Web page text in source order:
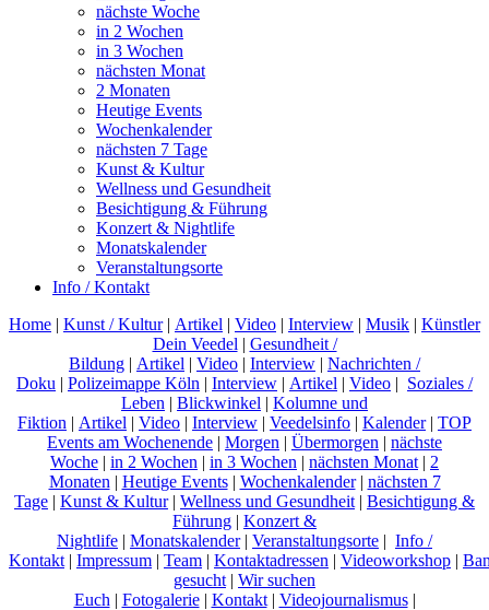
nächste Woche
in 2 Wochen
in 3 Wochen
nächsten Monat
2 Monaten
Heutige Events
Wochenkalender
nächsten 7 Tage
Kunst & Kultur
Wellness und Gesundheit
Besichtigung & Führung
Konzert & Nightlife
Monatskalender
Veranstaltungsorte
Info / Kontakt
Home | Kunst / Kultur| Artikel | Video | Interview | Musik | Künstler
Dein Veedel | Gesundheit /
Bildung | Artikel | Video | Interview | Nachrichten /
Doku | Polizeimappe Köln | Interview | Artikel | Video | Soziales /
Leben | Blickwinkel | Kolumne und
Fiktion | Artikel | Video | Interview | Veedelsinfo | Kalender| TOP
Events am Wochenende | Morgen | Übermorgen | nächste
Woche | in 2 Wochen | in 3 Wochen | nächsten Monat | 2
Monaten | Heutige Events| Wochenkalender| nächsten 7
Tage | Kunst & Kultur| Wellness und Gesundheit | Besichtigung &
Führung | Konzert &
Nightlife | Monatskalender| Veranstaltungsorte | Info /
Kontakt | Impressum | Team | Kontaktadressen | Videoworkshop |
gesucht | Wir suchen
Euch | Fotogalerie| Kontakt| Videojournalismus|